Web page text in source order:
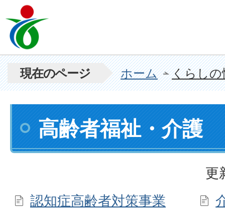
現在のページ ホーム くらしの
高齢者福祉・介護
更
認知症高齢者対策事業